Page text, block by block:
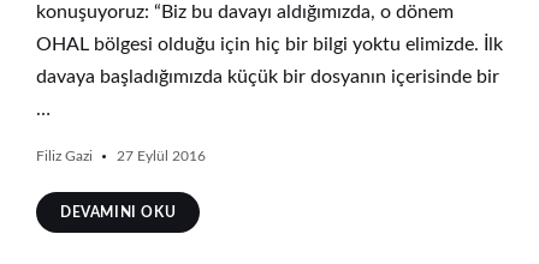
konuşuyoruz: “Biz bu davayı aldığımızda, o dönem
OHAL bölgesi olduğu için hiç bir bilgi yoktu elimizde. İlk
davaya başladığımızda küçük bir dosyanın içerisinde bir
…
Filiz Gazi 27 Eylül 2016
DEVAMINI OKU